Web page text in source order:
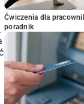
Ćwiczenia dla
poradnik